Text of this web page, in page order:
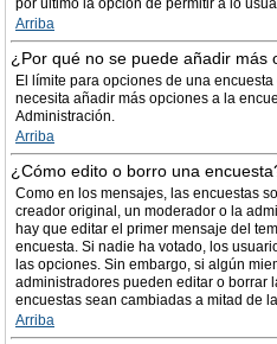
por último la opción de permitir a lo
Arriba
¿Por qué no se puede añadir más
El límite para opciones de una
necesita añadir más opciones a la
Administración.
Arriba
¿Cómo edito o borro una
Como en los mensajes, las encuestas
creador original, un moderador o la
hay que editar el primer mensaje del
encuesta. Si nadie ha votado, los
las opciones. Sin embargo, si algún
administradores pueden editar o borrar
encuestas sean cambiadas a mitad de
Arriba